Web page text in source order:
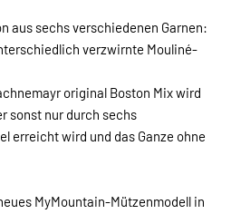
aus sechs verschiedenen Garnen:
verzwirnte Mouliné-
original Boston Mix wird
sonst nur durch sechs
erreicht wird und das Ganze ohne
MyMountain-Mützenmodell in